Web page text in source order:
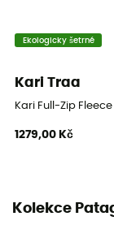
Ekologicky šetrné
Kari Traa
Kari Full-Zip
1279,00 Kč
Kolekce